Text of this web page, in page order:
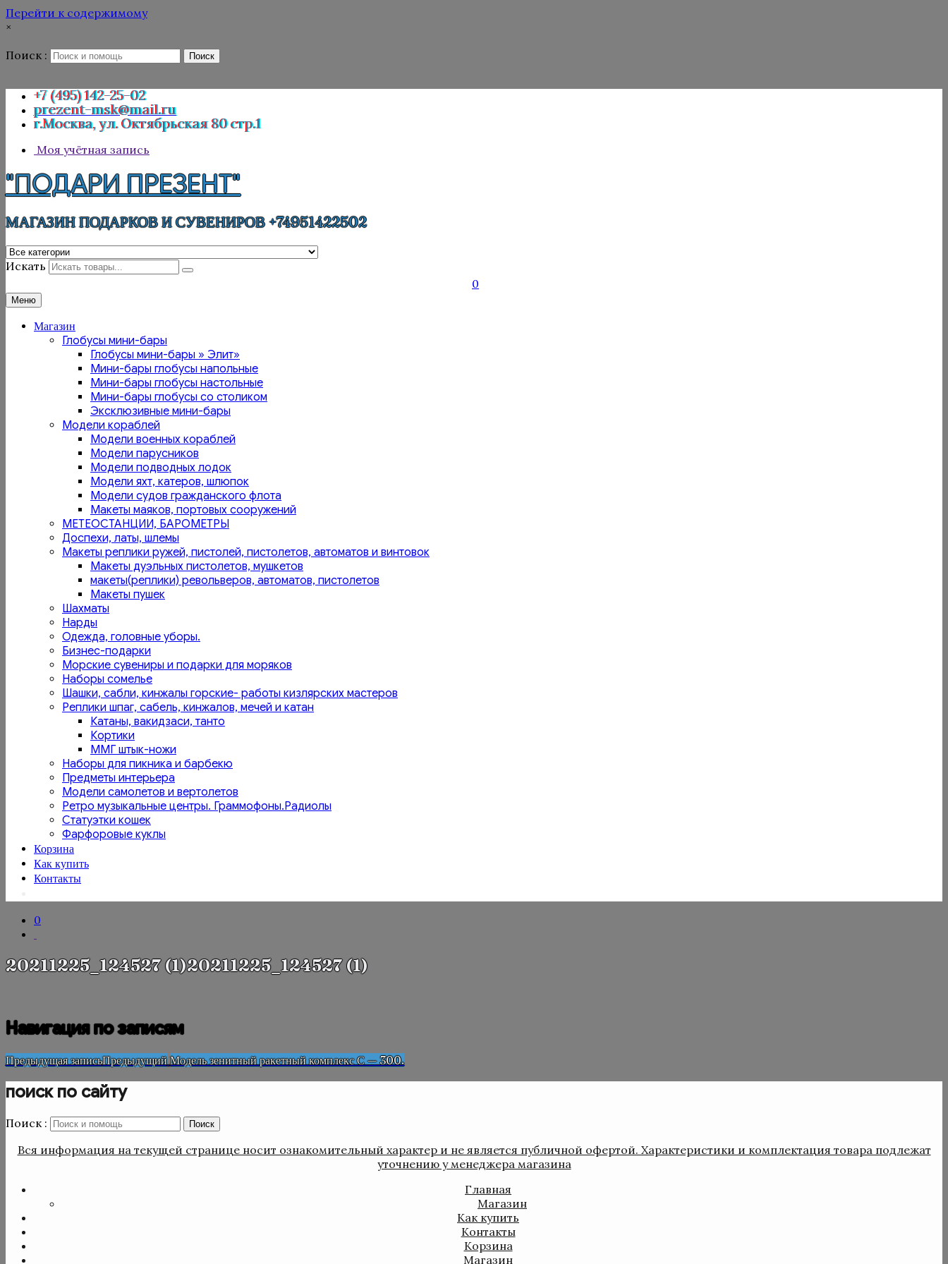
Перейти к содержимому
×
Поиск :
Поиск
+7 (495) 142-25-02
prezent-msk@mail.ru
г.Москва, ул. Октябрьская 80 стр.1
Моя учётная запись
"ПОДАРИ ПРЕЗЕНТ"
МАГАЗИН ПОДАРКОВ И СУВЕНИРОВ +74951422502
Искать
0
Меню
Магазин
Глобусы мини-бары
Глобусы мини-бары » Элит»
Мини-бары глобусы напольные
Мини-бары глобусы настольные
Мини-бары глобусы со столиком
Эксклюзивные мини-бары
Модели кораблей
Модели военных кораблей
Модели парусников
Модели подводных лодок
Модели яхт, катеров, шлюпок
Модели судов гражданского флота
Макеты маяков, портовых сооружений
МЕТЕОСТАНЦИИ, БАРОМЕТРЫ
Доспехи, латы, шлемы
Макеты реплики ружей, пистолей, пистолетов, автоматов и винтовок
Макеты дуэльных пистолетов, мушкетов
макеты(реплики) револьверов, автоматов, пистолетов
Макеты пушек
Шахматы
Нарды
Одежда, головные уборы.
Бизнес-подарки
Морские сувениры и подарки для моряков
Наборы сомелье
Шашки, сабли, кинжалы горские- работы кизлярских мастеров
Реплики шпаг, сабель, кинжалов, мечей и катан
Катаны, вакидзаси, танто
Кортики
ММГ штык-ножи
Наборы для пикника и барбекю
Предметы интерьера
Модели самолетов и вертолетов
Ретро музыкальные центры. Граммофоны.Радиолы
Статуэтки кошек
Фарфоровые куклы
Корзина
Как купить
Контакты
0
20211225_124527 (1)20211225_124527 (1)
Навигация по записям
Предыдущая записьПредыдущий Модель зенитный ракетный комплекс С — 300.
поиск по сайту
Поиск : Поиск
Вся информация на текущей странице носит ознакомительный характер и не является публичной офертой. Характеристики и комплектация товара подлежат
уточнению у менеджера магазина
Главная
Магазин
Как купить
Контакты
Корзина
Магазин